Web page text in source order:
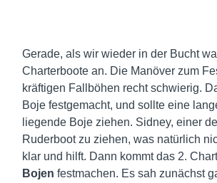
Gerade, als wir wieder in der Bucht
Charterboote an. Die Manöver zum
kräftigen Fallböhen recht schwierig.
Boje festgemacht, und sollte eine
liegende Boje ziehen. Sidney, einer
Ruderboot zu ziehen, was natürlich
klar und hilft. Dann kommt das 2.
Bojen festmachen. Es sah zunächst